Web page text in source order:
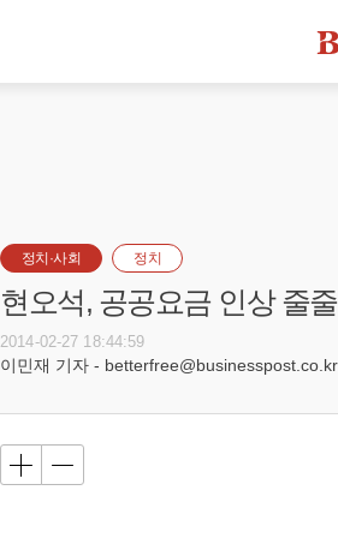
정치·사회 정치
현오석, 공공요금 인상 줄
2014-02-27 18:44:59
이민재 기자 - betterfree@businesspost.co.kr